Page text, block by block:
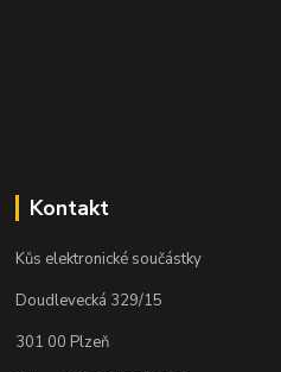
Kontakt
Kůs elektronické součástky
Doudlevecká 329/15
301 00 Plzeň